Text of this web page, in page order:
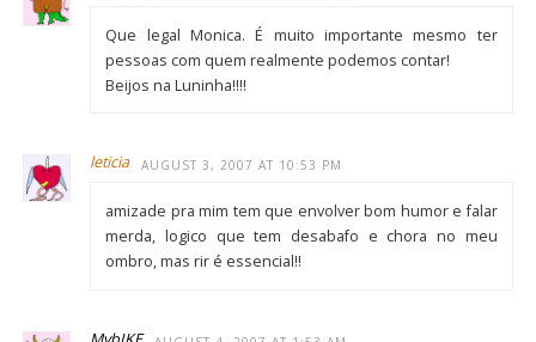
Que legal Monica. É muito importante mesmo ter
pessoas com quem realmente podemos contar!
Beijos na Luninha!!!!
leticia AUGUST 3, 2007 AT 10:53 PM
amizade pra mim tem que envolver bom humor e falar
merda, logico que tem desabafo e chora no meu
ombro, mas rir é essencial!!